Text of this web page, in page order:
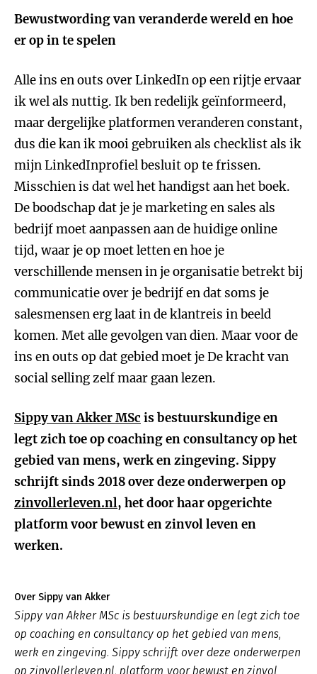
Bewustwording van veranderde wereld en hoe
er op in te spelen
Alle ins en outs over LinkedIn op een rijtje ervaar
ik wel als nuttig. Ik ben redelijk geïnformeerd,
maar dergelijke platformen veranderen constant,
dus die kan ik mooi gebruiken als checklist als ik
mijn LinkedInprofiel besluit op te frissen.
Misschien is dat wel het handigst aan het boek.
De boodschap dat je je marketing en sales als
bedrijf moet aanpassen aan de huidige online
tijd, waar je op moet letten en hoe je
verschillende mensen in je organisatie betrekt bij
communicatie over je bedrijf en dat soms je
salesmensen erg laat in de klantreis in beeld
komen. Met alle gevolgen van dien. Maar voor de
ins en outs op dat gebied moet je De kracht van
social selling zelf maar gaan lezen.
Sippy van Akker MSc is bestuurskundige en
legt zich toe op coaching en consultancy op het
gebied van mens, werk en zingeving. Sippy
schrijft sinds 2018 over deze onderwerpen op
zinvollerleven.nl, het door haar opgerichte
platform voor bewust en zinvol leven en
werken.
Over Sippy van Akker
Sippy van Akker MSc is bestuurskundige en legt zich toe
op coaching en consultancy op het gebied van mens,
werk en zingeving. Sippy schrijft over deze onderwerpen
op zinvollerleven.nl, platform voor bewust en zinvol